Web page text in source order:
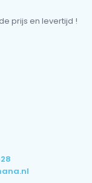
prijs en levertijd !